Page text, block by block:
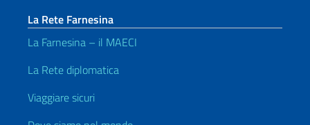
La Rete Farnesina
La Farnesina – il MAECI
La Rete diplomatica
Viaggiare sicuri